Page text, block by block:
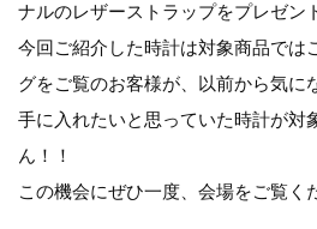
ナルのレザーストラップをプレゼン
今回ご紹介した時計は対象商品では
グをご覧のお客様が、以前から気に
手に入れたいと思っていた時計が対
ん！！
この機会にぜひ一度、会場をご覧く